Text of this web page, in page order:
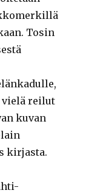
Tosin
vielä reilut
kuvan
kirjasta.